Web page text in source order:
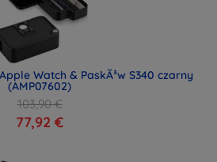
Watch & PaskÃ³w S340 czarny
(AMP07602)
103,90 €
77,92 €